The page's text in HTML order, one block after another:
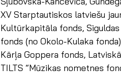
XV Starptautiskos latviešu
Kultūrkapitāla fonds,
fonds (no Okolo-Kulaka
Kārļa Goppera fonds,
TILTS “Mūzikas nometnes